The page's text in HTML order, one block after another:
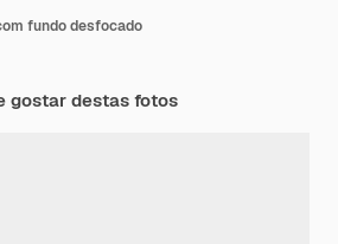
fundo desfocado
gostar destas fotos